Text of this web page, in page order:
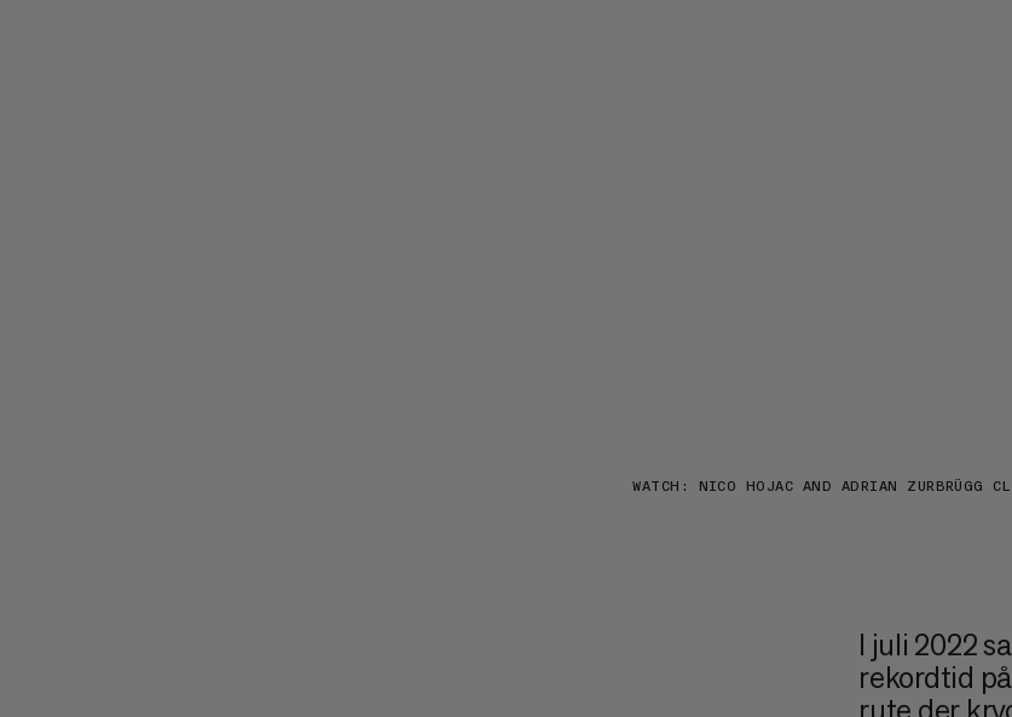
WATCH: NICO HOJAC AND ADRIAN ZURBRÜGG
I juli 2022
rekordtid